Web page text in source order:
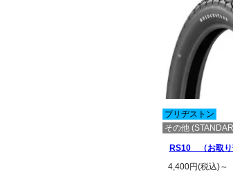
ブリヂストン
その他
RS10 （お取り
4,400円(税込)～